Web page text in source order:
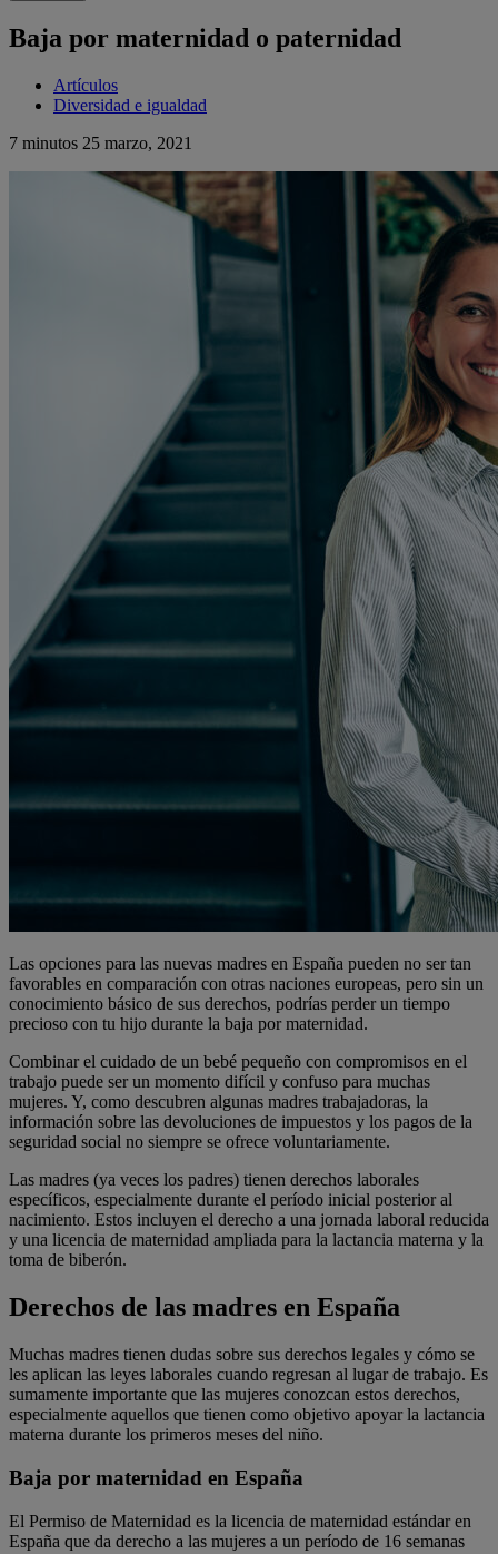
Baja por maternidad o paternidad
Artículos
Diversidad e igualdad
7 minutos 25 marzo, 2021
Las opciones para las nuevas madres en España pueden no ser tan
favorables en comparación con otras naciones europeas, pero sin un
conocimiento básico de sus derechos, podrías perder un tiempo
precioso con tu hijo durante la baja por maternidad.
Combinar el cuidado de un bebé pequeño con compromisos en el
trabajo puede ser un momento difícil y confuso para muchas
mujeres. Y, como descubren algunas madres trabajadoras, la
información sobre las devoluciones de impuestos y los pagos de la
seguridad social no siempre se ofrece voluntariamente.
Las madres (ya veces los padres) tienen derechos laborales
específicos, especialmente durante el período inicial posterior al
nacimiento. Estos incluyen el derecho a una jornada laboral reducida
y una licencia de maternidad ampliada para la lactancia materna y la
toma de biberón.
Derechos de las madres en España
Muchas madres tienen dudas sobre sus derechos legales y cómo se
les aplican las leyes laborales cuando regresan al lugar de trabajo. Es
sumamente importante que las mujeres conozcan estos derechos,
especialmente aquellos que tienen como objetivo apoyar la lactancia
materna durante los primeros meses del niño.
Baja por maternidad en España
El Permiso de Maternidad es la licencia de maternidad estándar en
España que da derecho a las mujeres a un período de 16 semanas